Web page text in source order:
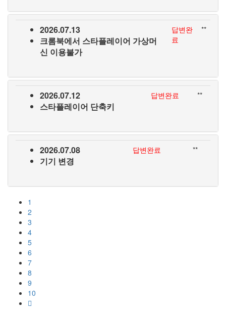
2026.07.13
크롬북에서 스타플레이어 가상머
신 이용불가
답변완
료
**
2026.07.12
스타플레이어 단축키
답변완료 **
2026.07.08
기기 변경
답변완료 **
1
2
3
4
5
6
7
8
9
10